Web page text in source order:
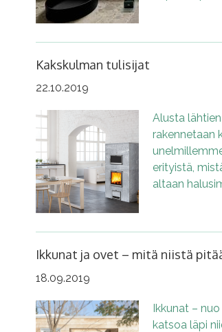
Kakskulman tulisijat
22.10.2019
Alusta
rakennetaan
erityistä,
altaan
Ikkunat ja ovet – mitä niistä
18.09.2019
Ikkunat –
katsoa läpi